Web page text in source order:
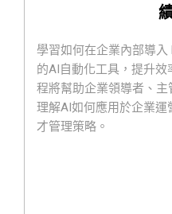
學習如何在企業內部導
的AI自動化工具，提升
程將幫助企業領導者、
理解AI如何應用於企業
才管理策略。